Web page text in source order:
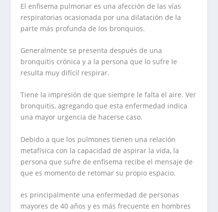
El enfisema pulmonar es una afección de las vías
respiratorias ocasionada por una dilatación de la
parte más profunda de los bronquios.
Generalmente se presenta después de una
bronquitis crónica y a la persona que lo sufre le
resulta muy difícil respirar.
Tiene la impresión de que siempre le falta el aire. Ver
bronquitis, agregando que esta enfermedad indica
una mayor urgencia de hacerse caso.
Debido a que los pulmones tienen una relación
metafísica con la capacidad de aspirar la vida, la
persona que sufre de enfisema recibe el mensaje de
que es momento de retomar su propio espacio.
es principalmente una enfermedad de personas
mayores de 40 años y es más frecuente en hombres